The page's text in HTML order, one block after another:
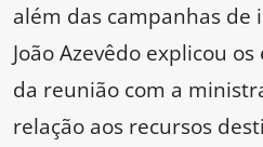
além das campanhas de
João Azevêdo explicou
da reunião com a
relação aos recursos